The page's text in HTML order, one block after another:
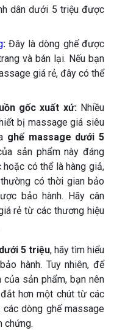
dân dưới 5 triệu được
: Đây là dòng ghế được
và bán lại. Nếu bạn
giá rẻ, đây có thể
gốc xuất xứ:Nhiều
bị massage giá siêu
ghế massage dưới 5
sản phẩm này đáng
có thể là hàng giả,
có thời gian bảo
bảo hành. Hãy cân
rẻ từ các thương hiệu
5 triệu, hãy tìm hiểu
hành. Tuy nhiên, để
sản phẩm, bạn nên
hơn một chút từ các
dòng ghế massage
chứng.